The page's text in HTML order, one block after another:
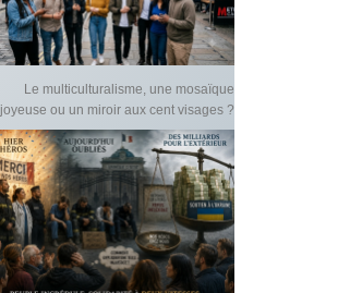
Le multiculturalisme, une mosaïque
joyeuse ou un miroir aux cent visages ?